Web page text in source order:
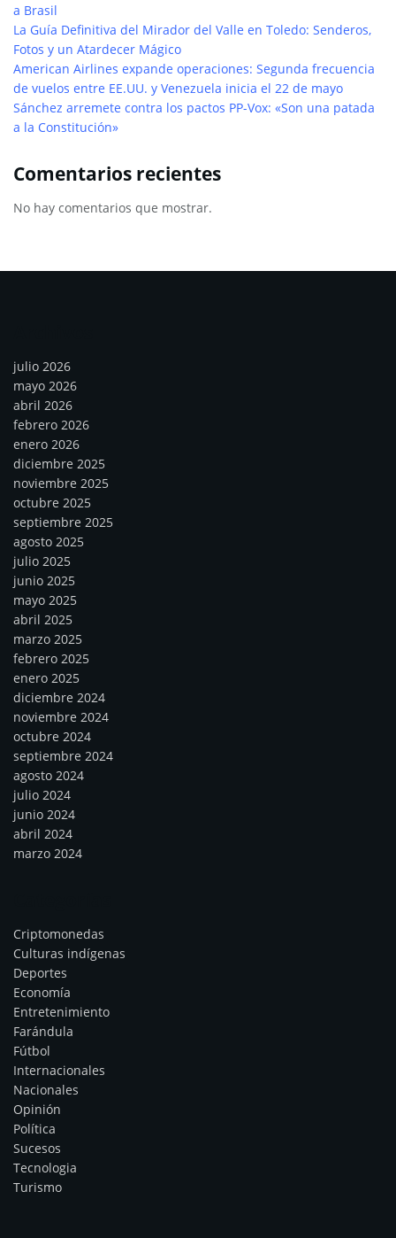
a Brasil
La Guía Definitiva del Mirador del Valle en Toledo: Senderos,
Fotos y un Atardecer Mágico
American Airlines expande operaciones: Segunda frecuencia
de vuelos entre EE.UU. y Venezuela inicia el 22 de mayo
Sánchez arremete contra los pactos PP-Vox: «Son una patada
a la Constitución»
Comentarios recientes
No hay comentarios que mostrar.
julio 2026
mayo 2026
abril 2026
febrero 2026
enero 2026
diciembre 2025
noviembre 2025
octubre 2025
septiembre 2025
agosto 2025
julio 2025
junio 2025
mayo 2025
abril 2025
marzo 2025
febrero 2025
enero 2025
diciembre 2024
noviembre 2024
octubre 2024
septiembre 2024
agosto 2024
julio 2024
junio 2024
abril 2024
marzo 2024
Criptomonedas
Culturas indígenas
Deportes
Economía
Entretenimiento
Farándula
Fútbol
Internacionales
Nacionales
Opinión
Política
Sucesos
Tecnologia
Turismo